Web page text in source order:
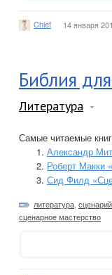
Chief 14 января
Библия
Литература
Самые читаемые
Александр
Роберт Макки
Сид Филд
литература сценарий
сценарное мастерство